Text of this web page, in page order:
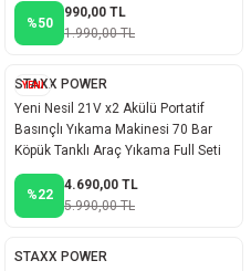
%50
990,00 TL
1.990,00 TL
YENİ
STAXX POWER
Yeni Nesil 21V x2 Akülü Portatif
Basınçlı Yıkama Makinesi 70 Bar
Köpük Tanklı Araç Yıkama Full Seti
%22
4.690,00 TL
5.990,00 TL
STAXX POWER